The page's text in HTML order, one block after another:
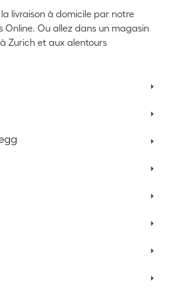
livraison à domicile par notre
Online. Ou allez dans un magasin
Zurich et aux alentours